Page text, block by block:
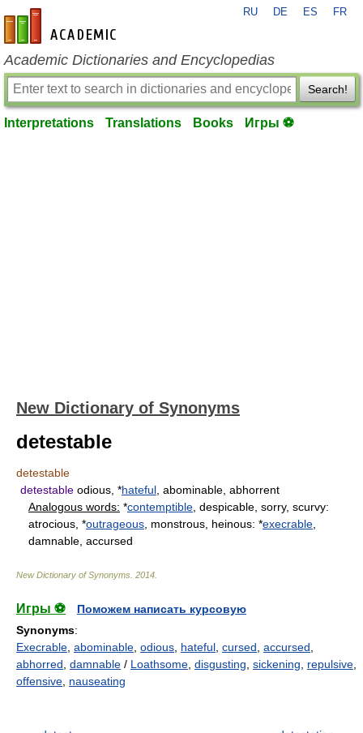
en-academic.com
RU DE ES FR
Academic Dictionaries and Encyclopedias
Search!
Interpretations Translations Books Игры ⚽
New Dictionary of Synonyms
detestable
detestable
detestable odious, *hateful , abominable, abhorrent
Analogous words: *contemptible , despicable, sorry, scurvy:
atrocious, *outrageous , monstrous, heinous: *execrable
damnable, accursed
New Dictionary of Synonyms 2014
Игры ⚽
Поможем написать курсовую
Synonyms:
Execrable abominable odious hateful cursed accursed
abhorred damnable / Loathsome disgusting sickening repulsive
offensive nauseating